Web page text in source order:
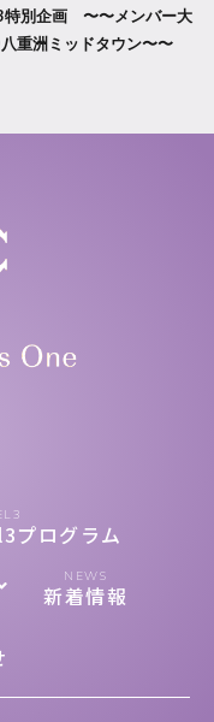
特別企画 〜〜メンバー大
重洲ミッドタウン〜〜
プログラム
NEWS
新着情報